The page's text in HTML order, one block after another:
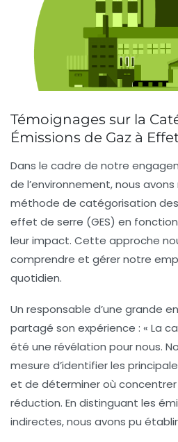
Témoignages sur la
Émissions de Gaz à
Dans le cadre de notre
de l’environnement, nous
méthode de catégorisation
effet de serre (GES) en
leur impact. Cette approche
comprendre et gérer notre
quotidien.
Un responsable d’une grande
partagé son expérience : « La
été une révélation pour nous.
mesure d’identifier les
et de déterminer où
réduction. En distinguant les
indirectes, nous avons pu